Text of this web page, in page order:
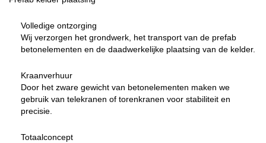
Volledige ontzorging
Wij verzorgen het grondwerk, het transport van de prefab
betonelementen en de daadwerkelijke plaatsing van de kelder.
Kraanverhuur
Door het zware gewicht van betonelementen maken we
gebruik van telekranen of torenkranen voor stabiliteit en
precisie.
Totaalconcept